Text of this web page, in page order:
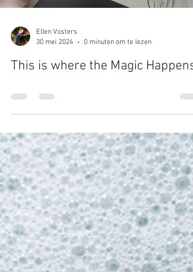
Ellen Vosters
30 mei 2024
0 minuten om te lezen
This is where the Magic Happens